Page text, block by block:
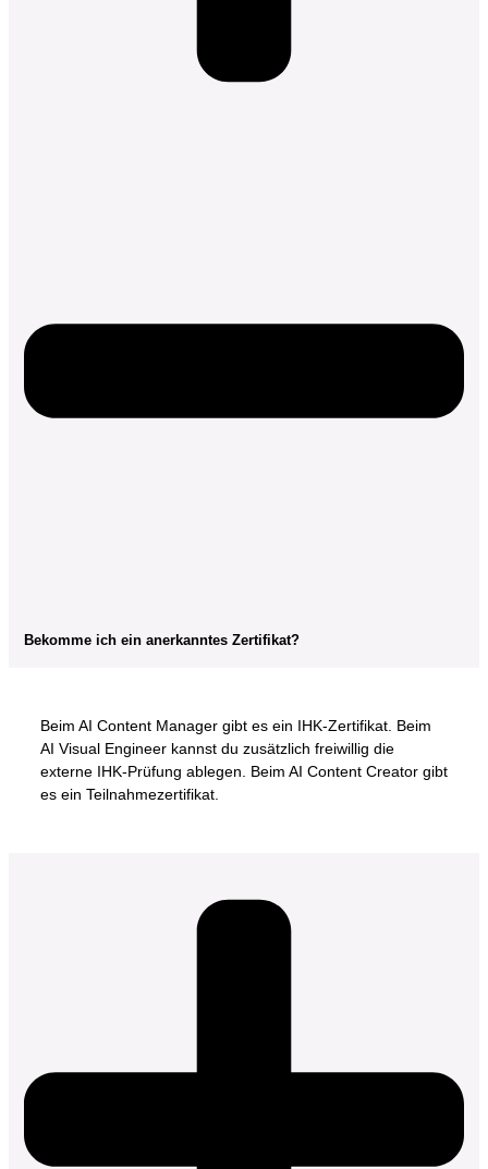
Bekomme ich ein anerkanntes Zertifikat?
Beim AI Content Manager gibt es ein IHK-Zertifikat. Beim
AI Visual Engineer kannst du zusätzlich freiwillig die
externe IHK-Prüfung ablegen. Beim AI Content Creator gibt
es ein Teilnahmezertifikat.